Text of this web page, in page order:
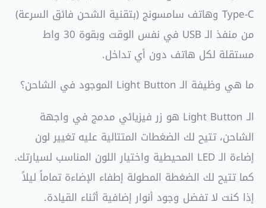
Type-C وهاتف سامسونج (بتقنية الشحن فائق السرعة)
من منفذ الـ USB في نفس الوقت وبقوة 30 واط
مستقلة لكل هاتف دون أي تداخل.
ما هي وظيفة الـ Light Button الموجود في الشاحن؟
الـ Light Button هو زر فيزيائي مدمج في واجهة
الشاحن، تتيح لك الضغطات المتتالية عليه تغيير لون
إضاءة الـ LED المحيطية واختيار اللون المناسب لسيارتك.
كما تتيح لك الضغطة المطولة إطفاء الإضاءة تماماً ليلاً
إذا كنت لا تفضل وجود أنوار إضافية أثناء القيادة.